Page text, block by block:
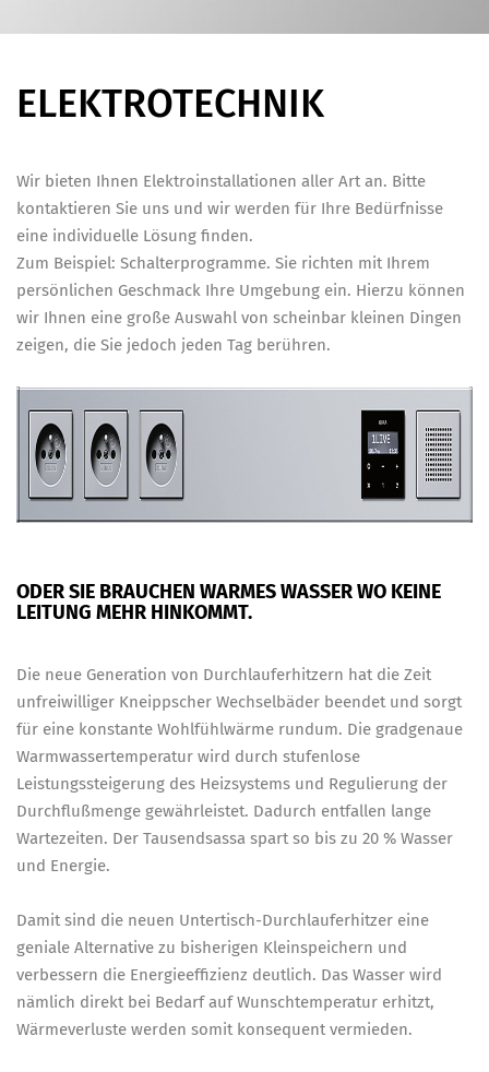
ELEKTROTECHNIK
Wir bieten Ihnen Elektroinstallationen aller Art an. Bitte
kontaktieren Sie uns und wir werden für Ihre Bedürfnisse
eine individuelle Lösung finden.
Zum Beispiel: Schalterprogramme. Sie richten mit Ihrem
persönlichen Geschmack Ihre Umgebung ein. Hierzu können
wir Ihnen eine große Auswahl von scheinbar kleinen Dingen
zeigen, die Sie jedoch jeden Tag berühren.
ODER SIE BRAUCHEN WARMES WASSER WO KEINE
LEITUNG MEHR HINKOMMT.
Die neue Generation von Durchlauferhitzern hat die Zeit
unfreiwilliger Kneippscher Wechselbäder beendet und sorgt
für eine konstante Wohlfühlwärme rundum. Die gradgenaue
Warmwassertemperatur wird durch stufenlose
Leistungssteigerung des Heizsystems und Regulierung der
Durchflußmenge gewährleistet. Dadurch entfallen lange
Wartezeiten. Der Tausendsassa spart so bis zu 20 % Wasser
und Energie.
Damit sind die neuen Untertisch-Durchlauferhitzer eine
geniale Alternative zu bisherigen Kleinspeichern und
verbessern die Energieeffizienz deutlich. Das Wasser wird
nämlich direkt bei Bedarf auf Wunschtemperatur erhitzt,
Wärmeverluste werden somit konsequent vermieden.